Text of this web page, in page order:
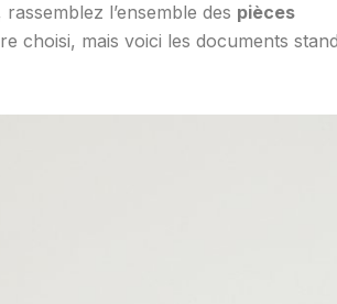
l’ensemble des pièces
choisi, mais voici les documents